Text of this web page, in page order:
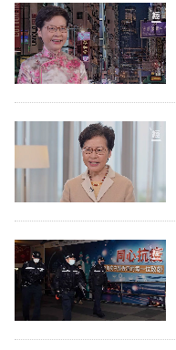
職
場
生
時
事
欄
訂
閱